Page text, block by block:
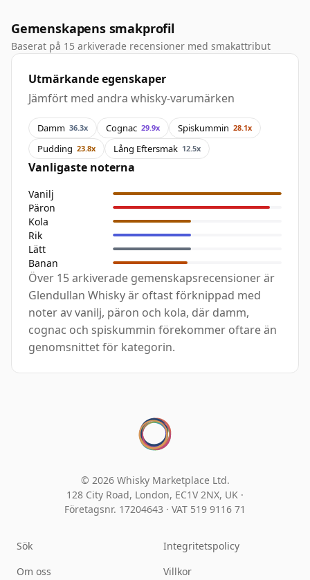
Gemenskapens smakprofil
Baserat på 15 arkiverade recensioner med smakattribut
Utmärkande egenskaper
Jämfört med andra whisky-varumärken
Damm 36.3x Cognac 29.9x Spiskummin 28.1x
Pudding 23.8x Lång Eftersmak 12.5x
Vanligaste noterna
Vanilj
Päron
Kola
Rik
Lätt
Banan
Över 15 arkiverade gemenskapsrecensioner är
Glendullan Whisky är oftast förknippad med
noter av vanilj, päron och kola, där damm,
cognac och spiskummin förekommer oftare än
genomsnittet för kategorin.
© 2026 Whisky Marketplace Ltd.
128 City Road, London, EC1V 2NX, UK ·
Företagsnr. 17204643 · VAT 519 9116 71
Sök
Om oss
Integritetspolicy
Villkor